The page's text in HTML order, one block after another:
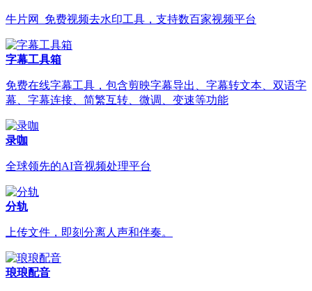
牛片网_免费视频去水印工具，支持数百家视频平台
字幕工具箱
免费在线字幕工具，包含剪映字幕导出、字幕转文本、双语字
幕、字幕连接、简繁互转、微调、变速等功能
录咖
全球领先的AI音视频处理平台
分轨
上传文件，即刻分离人声和伴奏。
琅琅配音